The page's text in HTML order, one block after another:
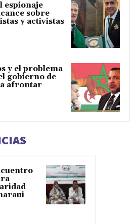
espionaje
sobre
y activistas
y el problema
gobierno de
a afrontar